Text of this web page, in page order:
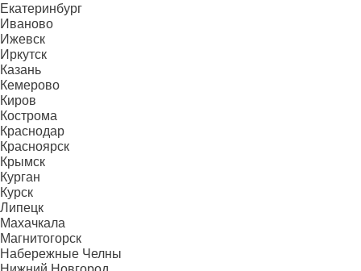
Екатеринбург
Иваново
Ижевск
Иркутск
Казань
Кемерово
Киров
Кострома
Краснодар
Красноярск
Крымск
Курган
Курск
Липецк
Махачкала
Магнитогорск
Набережные Челны